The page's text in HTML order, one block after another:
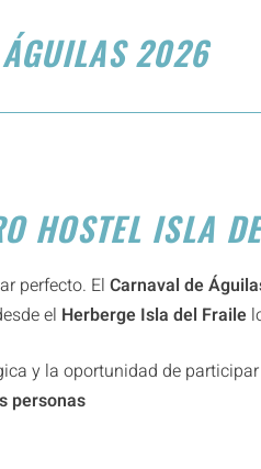
2026
HOSTEL ISLA
perfecto. El Carnaval de
el Herberge Isla del Fraile
y la oportunidad de
personas